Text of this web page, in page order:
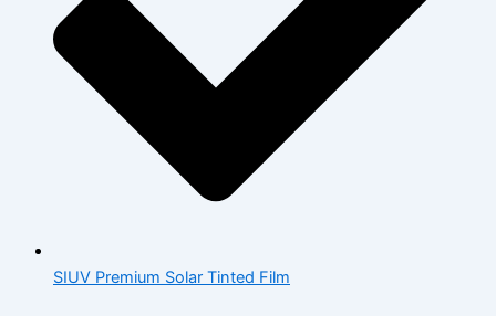
SIUV Premium Solar Tinted Film